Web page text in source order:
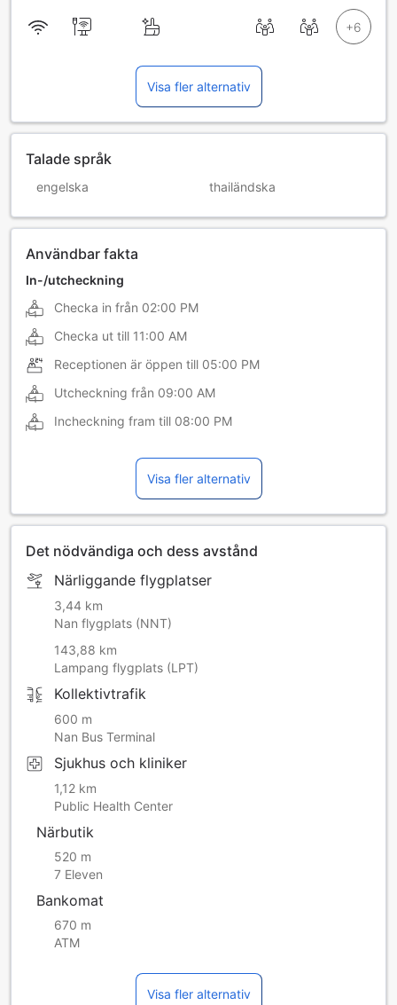
Visa fler alternativ
Talade språk
engelska thailändska
Användbar fakta
In-/utcheckning
Checka in från 02:00 PM
Checka ut till 11:00 AM
Receptionen är öppen till 05:00 PM
Utcheckning från 09:00 AM
Incheckning fram till 08:00 PM
Visa fler alternativ
Det nödvändiga och dess avstånd
Närliggande flygplatser
3,44 km
Nan flygplats (NNT)
143,88 km
Lampang flygplats (LPT)
Kollektivtrafik
600 m
Nan Bus Terminal
Sjukhus och kliniker
1,12 km
Public Health Center
Närbutik
520 m
7 Eleven
Bankomat
670 m
ATM
Visa fler alternativ